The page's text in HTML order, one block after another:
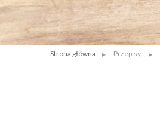
Strona główna Przepisy